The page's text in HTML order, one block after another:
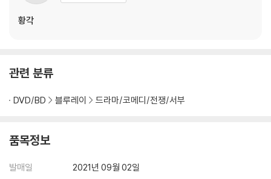
택을 부탁드립니다.
4) 한정판 상품의 변심, 오구매로 인한 반품은 회송된 상품의 상태 확인 후
황각
관련 분류
DVD/BD 블루레이 드라마/코메디/전쟁/서부
품목정보
발매일
2021년 09월 02일